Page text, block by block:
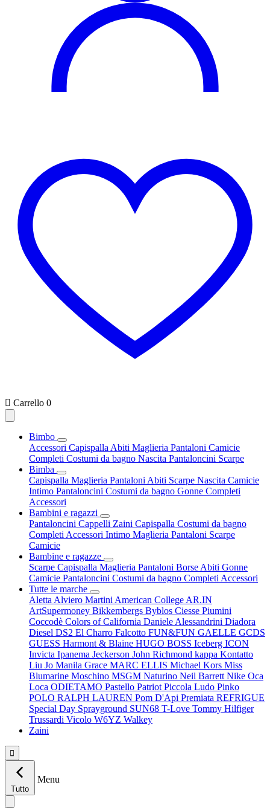
 Carrello 0
Bimbo
Accessori Capispalla Abiti Maglieria Pantaloni Camicie
Completi Costumi da bagno Nascita Pantaloncini Scarpe
Bimba
Capispalla Maglieria Pantaloni Abiti Scarpe Nascita Camicie
Intimo Pantaloncini Costumi da bagno Gonne Completi
Accessori
Bambini e ragazzi
Pantaloncini Cappelli Zaini Capispalla Costumi da bagno
Completi Accessori Intimo Maglieria Pantaloni Scarpe
Camicie
Bambine e ragazze
Scarpe Capispalla Maglieria Pantaloni Borse Abiti Gonne
Camicie Pantaloncini Costumi da bagno Completi Accessori
Tutte le marche
Aletta Alviero Martini American College AR.IN
ArtSupermoney Bikkembergs Byblos Ciesse Piumini
Coccodè Colors of California Daniele Alessandrini Diadora
Diesel DS2 El Charro Falcotto FUN&FUN GAELLE GCDS
GUESS Harmont & Blaine HUGO BOSS Iceberg ICON
Invicta Ipanema Jeckerson John Richmond kappa Kontatto
Liu Jo Manila Grace MARC ELLIS Michael Kors Miss
Blumarine Moschino MSGM Naturino Neil Barrett Nike Oca
Loca ODIETAMO Pastello Patriot Piccola Ludo Pinko
POLO RALPH LAUREN Pom D'Api Premiata REFRIGUE
Special Day Sprayground SUN68 T-Love Tommy Hilfiger
Trussardi Vicolo W6YZ Walkey
Zaini

Tutto
Menu